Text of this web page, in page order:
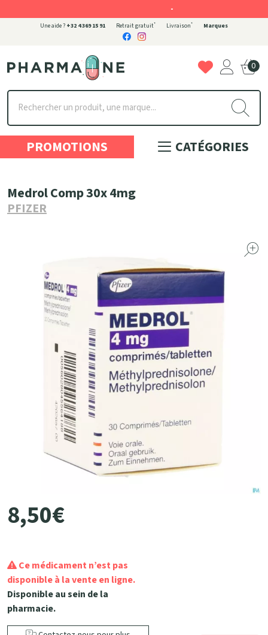
Une aide ? +32 4 369 15 91 Retrait gratuit* Livraison* Marques
Pharmaone Votre pharmacie en ligne à votre service
0
PROMOTIONS CATÉGORIES
Medrol Comp 30x 4mg
PFIZER
8,50€
Ce médicament n’est pas
disponible à la vente en ligne.
Disponible au sein de la
pharmacie.